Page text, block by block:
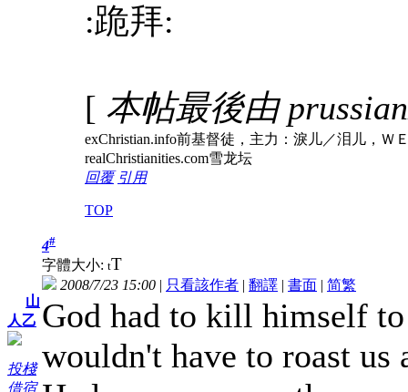
:跪拜:
[ 本帖最後由
exChristian.info前基督徒，主力：淚儿／泪儿，
realChristianities.com雪龙坛
回覆 引用
TOP
山
人乙
投棧
借宿
4#
字體大小: tT
2008/7/23 15:00 | 只看該作者 | 翻譯 | 書面 | 简繁
God had to kill himself to
wouldn't have to roast